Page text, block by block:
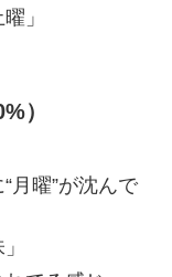
」
）
月曜”が沈んで